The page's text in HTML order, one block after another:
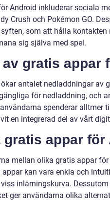
Android inkluderar sociala
Crush och Pokémon GO.
som att hålla
sig själva med spel.
gratis appar
antalet nedladdningar av
för nedladdning, och
spenderar alltmer
en integrerad del av vårt
appar för
mellan olika gratis appar
kan vara enkla och
inlärningskurva.
ger användarna olika